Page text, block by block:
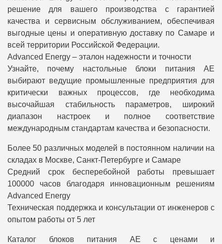
решение для вашего производства с гарантией
качества и сервисным обслуживанием, обеспечивая
выгодные цены и оперативную доставку по Самаре и
всей территории Российской Федерации.
Advanced Energy – эталон надежности и точности
Узнайте, почему настольные блоки питания AE
выбирают ведущие промышленные предприятия для
критически важных процессов, где необходима
высочайшая стабильность параметров, широкий
диапазон настроек и полное соответствие
международным стандартам качества и безопасности.
Более 50 различных моделей в постоянном наличии на
складах в Москве, Санкт-Петербурге и Самаре
Средний срок бесперебойной работы превышает
100000 часов благодаря инновационным решениям
Advanced Energy
Техническая поддержка и консультации от инженеров с
опытом работы от 5 лет
Каталог блоков питания AE с ценами и